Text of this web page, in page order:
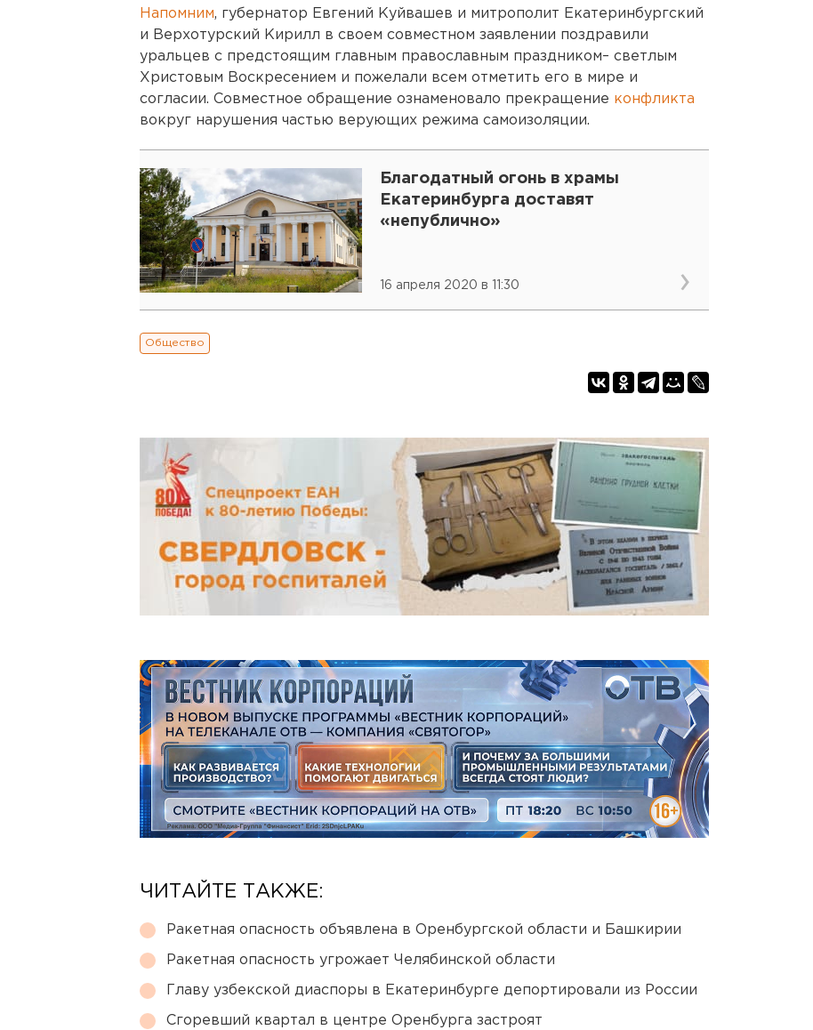
Напомним, губернатор Евгений Куйвашев и митрополит Екатеринбургский
и Верхотурский Кирилл в своем совместном заявлении поздравили
уральцев с предстоящим главным православным праздником– светлым
Христовым Воскресением и пожелали всем отметить его в мире и
согласии. Совместное обращение ознаменовало прекращение конфликта
вокруг нарушения частью верующих режима самоизоляции.
Благодатный огонь в храмы
Екатеринбурга доставят
«непублично»
16 апреля 2020 в 11:30
Общество
ЧИТАЙТЕ ТАКЖЕ:
Ракетная опасность объявлена в Оренбургской области и Башкирии
Ракетная опасность угрожает Челябинской области
Главу узбекской диаспоры в Екатеринбурге депортировали из России
Сгоревший квартал в центре Оренбурга застроят